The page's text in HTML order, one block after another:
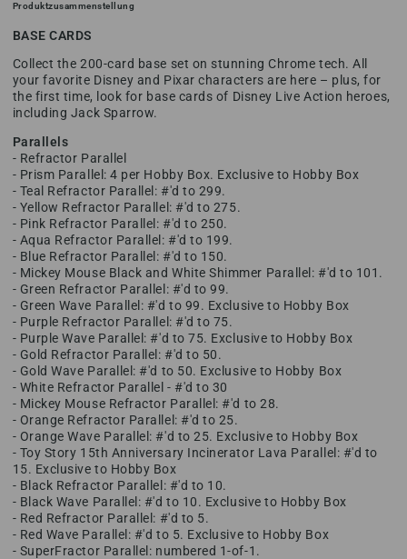
Produktzusammenstellung
BASE CARDS
Collect the 200-card base set on stunning Chrome tech. All
your favorite Disney and Pixar characters are here – plus, for
the first time, look for base cards of Disney Live Action heroes,
including Jack Sparrow.
Parallels
- Refractor Parallel
- Prism Parallel: 4 per Hobby Box. Exclusive to Hobby Box
- Teal Refractor Parallel: #'d to 299.
- Yellow Refractor Parallel: #'d to 275.
- Pink Refractor Parallel: #'d to 250.
- Aqua Refractor Parallel: #'d to 199.
- Blue Refractor Parallel: #'d to 150.
- Mickey Mouse Black and White Shimmer Parallel: #'d to 101.
- Green Refractor Parallel: #'d to 99.
- Green Wave Parallel: #'d to 99. Exclusive to Hobby Box
- Purple Refractor Parallel: #'d to 75.
- Purple Wave Parallel: #'d to 75. Exclusive to Hobby Box
- Gold Refractor Parallel: #'d to 50.
- Gold Wave Parallel: #'d to 50. Exclusive to Hobby Box
- White Refractor Parallel - #'d to 30
- Mickey Mouse Refractor Parallel: #'d to 28.
- Orange Refractor Parallel: #'d to 25.
- Orange Wave Parallel: #'d to 25. Exclusive to Hobby Box
- Toy Story 15th Anniversary Incinerator Lava Parallel: #'d to
15. Exclusive to Hobby Box
- Black Refractor Parallel: #'d to 10.
- Black Wave Parallel: #'d to 10. Exclusive to Hobby Box
- Red Refractor Parallel: #'d to 5.
- Red Wave Parallel: #'d to 5. Exclusive to Hobby Box
- SuperFractor Parallel: numbered 1-of-1.